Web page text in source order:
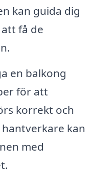
kan guida dig
få de
en balkong
för att
korrekt och
kan
med